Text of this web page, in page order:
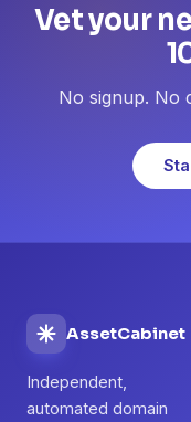
Vet your
No signup. No
AssetCabinet
Independent,
automated domain